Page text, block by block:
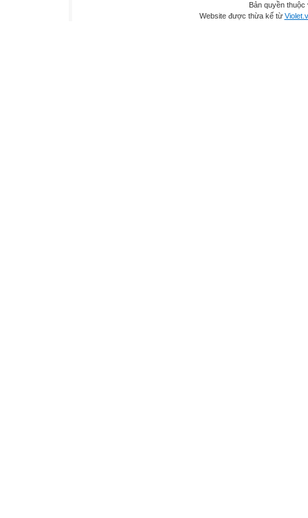
Bản quyền
Website được thừa kế từ